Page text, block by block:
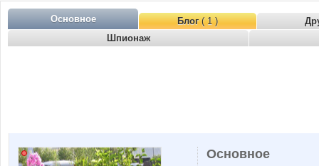
Основное Блог( 1 )
Шпионаж
Основное